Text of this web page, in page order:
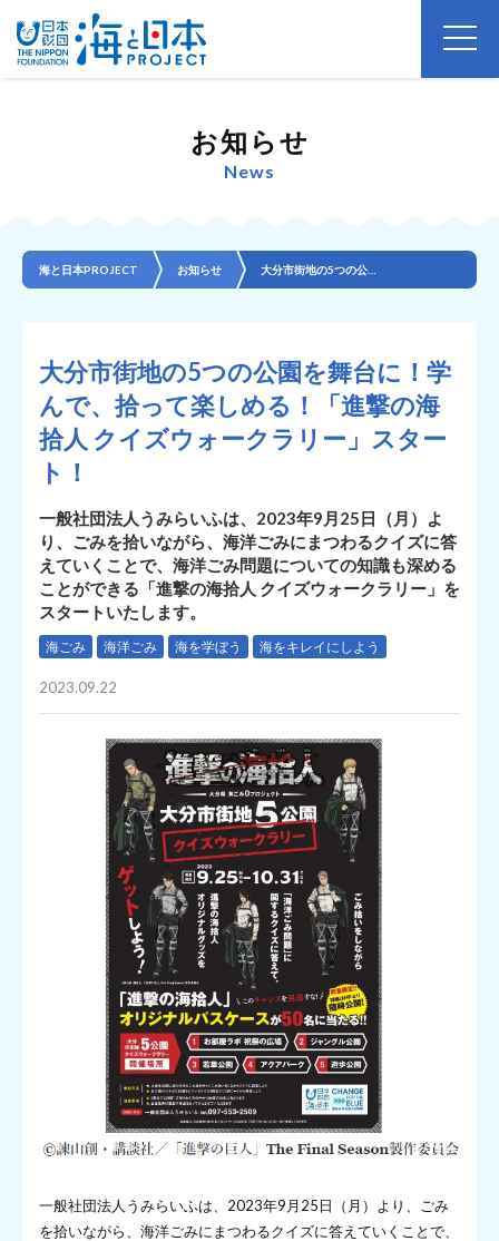
お知らせ
News
海と日本PROJECT お知らせ
大分市街地の5つの公園を舞台に！学
んで、拾って楽しめる！「進撃の海
拾人 クイズウォークラリー」スター
ト！
一般社団法人うみらいふは、2023年9月25日（月）よ
り、ごみを拾いながら、海洋ごみにまつわるクイズに答
えていくことで、海洋ごみ問題についての知識も深める
ことができる「進撃の海拾人 クイズウォークラリー」を
スタートいたします。
海ごみ 海洋ごみ 海を学ぼう 海をキレイにしよう
2023.09.22
一般社団法人うみらいふは、2023年9月25日（月）より、ごみ
を拾いながら、海洋ごみにまつわるクイズに答えていくことで、